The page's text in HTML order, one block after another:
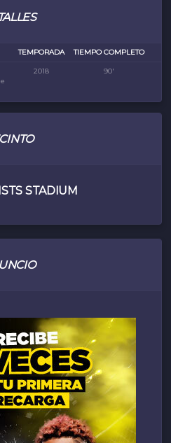
TEMPORADA TIEMPO COMPLETO
2018 90'
STADIUM